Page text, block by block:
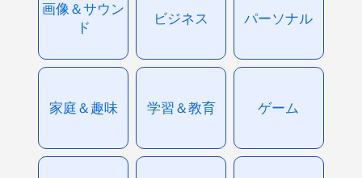
画像＆サウン
ド
ビジネス パーソナル
家庭＆趣味 学習＆教育 ゲーム